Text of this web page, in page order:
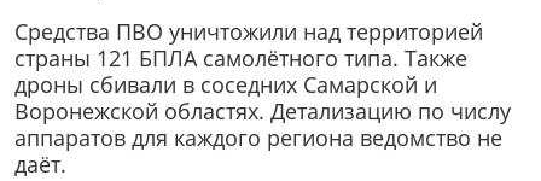
Средства ПВО уничтожили над территорией
страны 121 БПЛА самолётного типа. Также
дроны сбивали в соседних Самарской и
Воронежской областях. Детализацию по числу
аппаратов для каждого региона ведомство не
даёт.